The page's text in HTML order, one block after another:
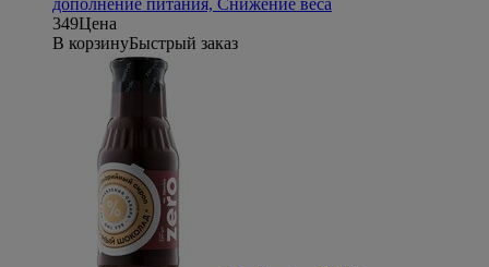
дополнение питания, Снижение веса
349Цена
В корзинуБыстрый заказ